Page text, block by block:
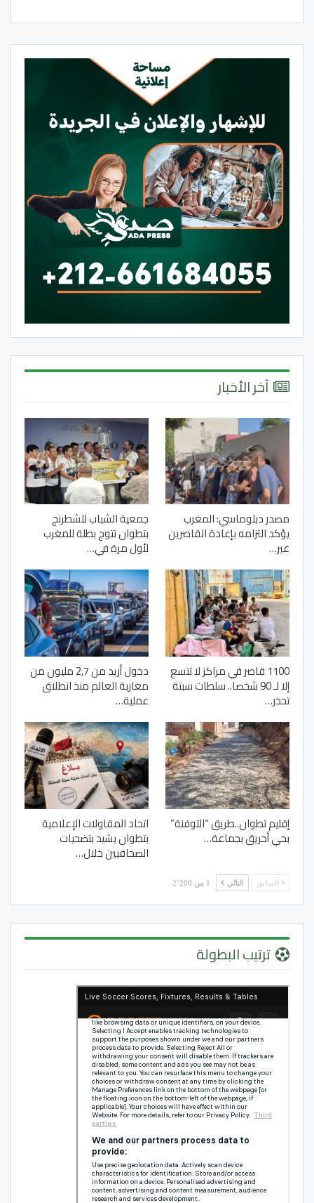
آخر الأخبار
مصدر دبلوماسي: المغرب
يؤكد التزامه بإعادة القاصرين
غير…
جمعية الشباب للشطرنج
بتطوان تتوج بطلة للمغرب
لأول مرة في…
1100 قاصر في مراكز لا تتسع
إلا لـ 90 شخصا.. سلطات سبتة
تحذر…
دخول أزيد من 2,7 مليون من
مغاربة العالم منذ انطلاق
عملية…
إقليم تطوان..طريق “التوفنة”
بحي أحريق بجماعة…
اتحاد المقاولات الإعلامية
بتطوان يشيد بتضحيات
الصحافيين خلال…
السابق التالي 1 من 2٬200
ترتيب البطولة